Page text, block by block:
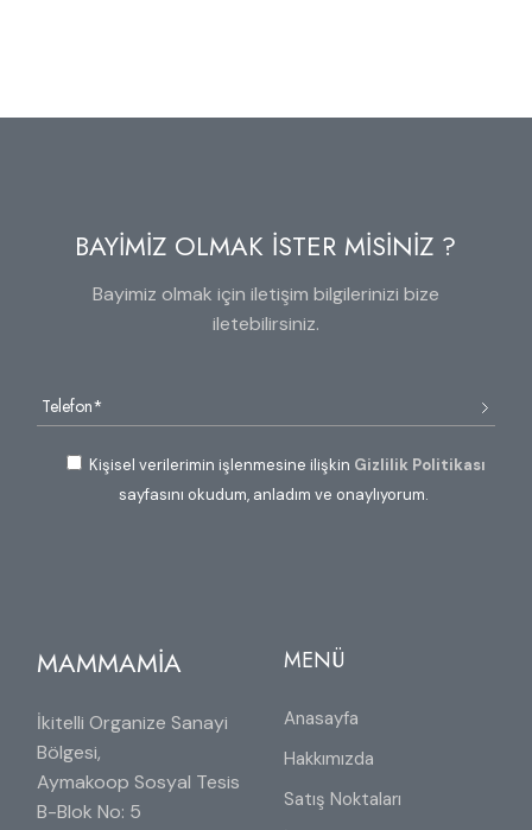
BAYİMİZ OLMAK İSTER MİSİNİZ ?
Bayimiz olmak için iletişim bilgilerinizi bize
iletebilirsiniz.
Kişisel verilerimin işlenmesine ilişkin Gizlilik Politikası
sayfasını okudum, anladım ve onaylıyorum.
MAMMAMİA
İkitelli Organize Sanayi
Bölgesi,
Aymakoop Sosyal Tesis
B-Blok No: 5
MENÜ
Anasayfa
Hakkımızda
Satış Noktaları